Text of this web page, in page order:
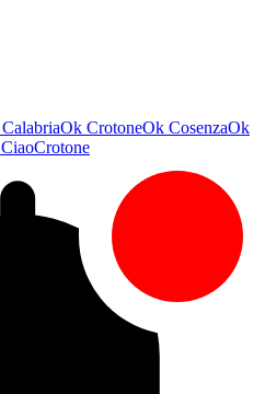
CalabriaOk CrotoneOk CosenzaOk
CiaoCrotone